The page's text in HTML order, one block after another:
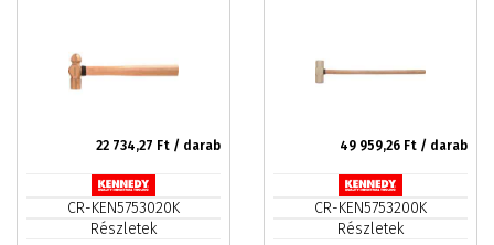
22 734,27 Ft / darab
CR-KEN5753020K
Részletek
49 959,26 Ft / darab
CR-KEN5753200K
Részletek